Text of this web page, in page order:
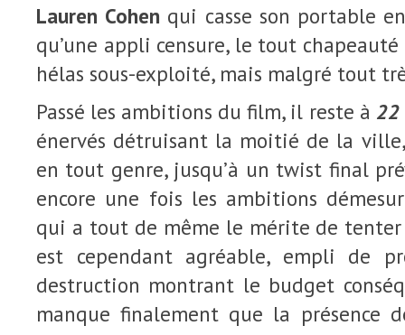
Lauren Cohen qui casse son portable
qu’une appli censure, le tout
hélas sous-exploité, mais malgré tout
Passé les ambitions du film, il reste à 22
énervés détruisant la moitié de la ville,
en tout genre, jusqu’à un twist final
encore une fois les ambitions
qui a tout de même le mérite de tenter
est cependant agréable, empli de
destruction montrant le budget
manque finalement que la présence